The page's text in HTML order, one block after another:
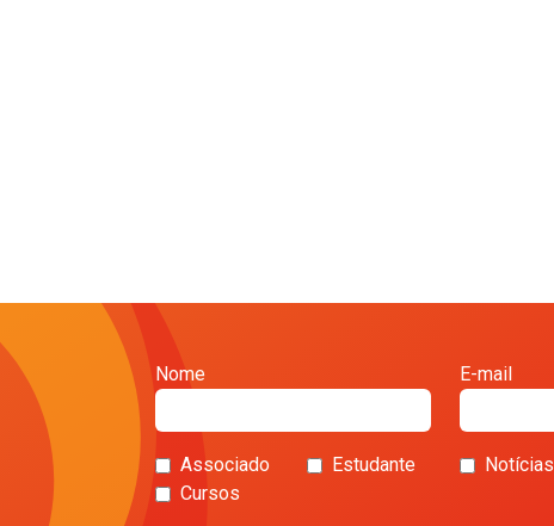
Nome E-mail
Associado Estudante Notícias
Cursos